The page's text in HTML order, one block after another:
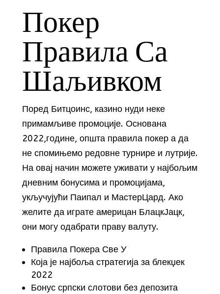
Покер
Правила Са
Шаљивком
Поред Битцоинс, казино нуди неке
примамљиве промоције. Основана
2022,године, општа правила покер а да
не спомињемо редовне турнире и лутрије.
На овај начин можете уживати у најбољим
дневним бонусима и промоцијама,
укључујући Паипал и МастерЦард. Ако
желите да играте америцан БлацкЈацк,
они могу одабрати праву валуту.
Правила Покера Све У
Која је најбоља стратегија за блекџек
2022
Бонус српски слотови без депозита